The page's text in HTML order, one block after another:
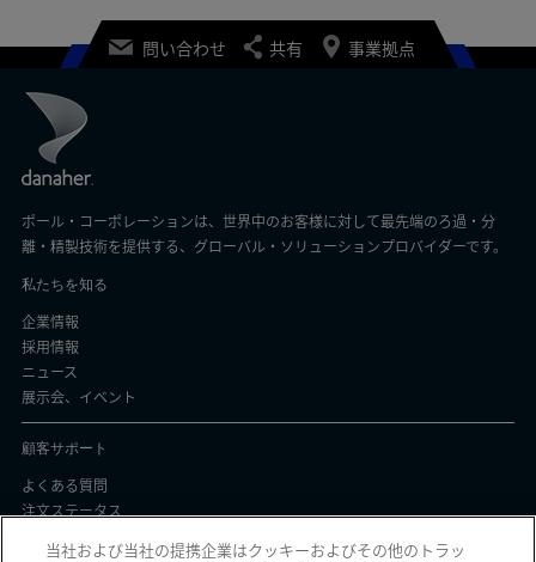
問い合わせ 共有 事業拠点
ポール・コーポレーションは、世界中のお客様に対して最先端のろ過・分
離・精製技術を提供する、グローバル・ソリューションプロバイダーです。
私たちを知る
企業情報
採用情報
ニュース
展示会、イベント
顧客サポート
よくある質問
注文ステータス
当社および当社の提携企業はクッキーおよびその他のトラッ